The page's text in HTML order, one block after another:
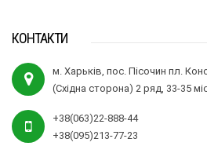
КОНТАКТИ
м. Харьків, пос. Пісочин пл.
(Східна сторона) 2 ряд, 33-35
+38(063)22-888-44
+38(095)213-77-23